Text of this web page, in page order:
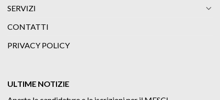
SERVIZI
CONTATTI
PRIVACY POLICY
ULTIME NOTIZIE